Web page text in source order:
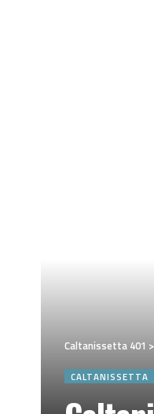
Caltanissetta 401 >
CALTANISSETTA